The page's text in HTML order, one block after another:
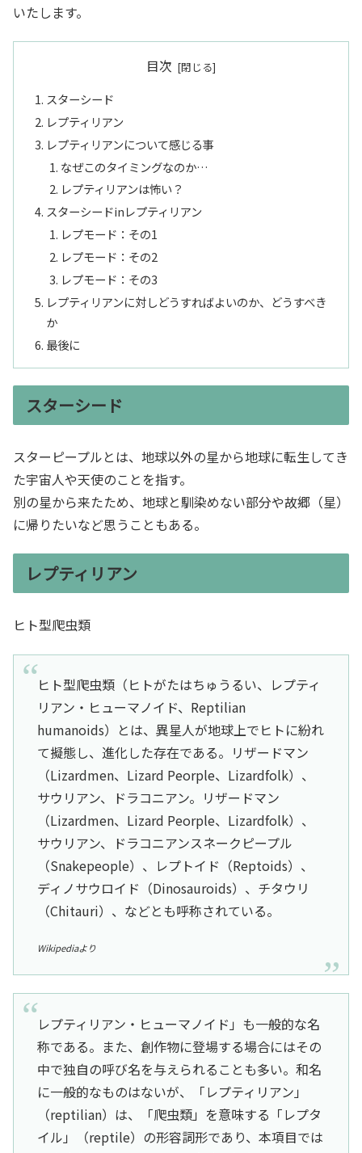
いたします。
目次
スターシード
レプティリアン
レプティリアンについて感じる事
なぜこのタイミングなのか…
レプティリアンは怖い？
スターシードinレプティリアン
レプモード：その1
レプモード：その2
レプモード：その3
レプティリアンに対しどうすればよいのか、どうすべき
か
最後に
スターシード
スターピープルとは、地球以外の星から地球に転生してき
た宇宙人や天使のことを指す。
別の星から来たため、地球と馴染めない部分や故郷（星）
に帰りたいなど思うこともある。
レプティリアン
ヒト型爬虫類
ヒト型爬虫類（ヒトがたはちゅうるい、レプティ
リアン・ヒューマノイド、Reptilian
humanoids）とは、異星人が地球上でヒトに紛れ
て擬態し、進化した存在である。リザードマン
（Lizardmen、Lizard Peorple、Lizardfolk）、
サウリアン、ドラコニアン。リザードマン
（Lizardmen、Lizard Peorple、Lizardfolk）、
サウリアン、ドラコニアンスネークピープル
（Snakepeople）、レプトイド（Reptoids）、
ディノサウロイド（Dinosauroids）、チタウリ
（Chitauri）、などとも呼称されている。
Wikipediaより
レプティリアン・ヒューマノイド」も一般的な名
称である。また、創作物に登場する場合にはその
中で独自の呼び名を与えられることも多い。和名
に一般的なものはないが、「レプティリアン」
（reptilian）は、「爬虫類」を意味する「レプタ
イル」（reptile）の形容詞形であり、本項目では